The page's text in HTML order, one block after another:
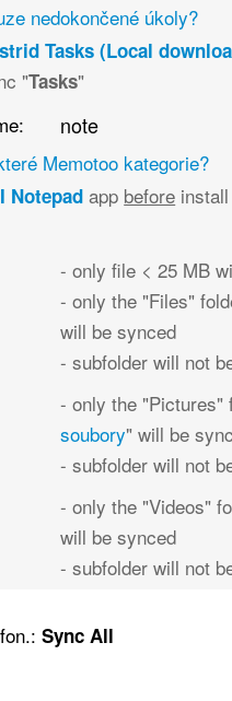
nedokončené úkoly?
Tasks (Local
"Tasks"
note
Memotoo kategorie?
Notepad app before
- only file < 25 MB
- only the "Files"
will be synced
- subfolder will not
- only the "Pictures"
soubory" will be
- subfolder will not
- only the "Videos"
will be synced
- subfolder will not
Sync All